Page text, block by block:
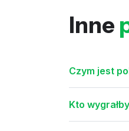
Inne
Czym jest
Kto